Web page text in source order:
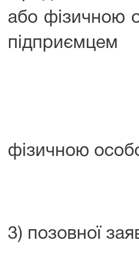
або фізичною
підприємцем
фізичною
3) позовної